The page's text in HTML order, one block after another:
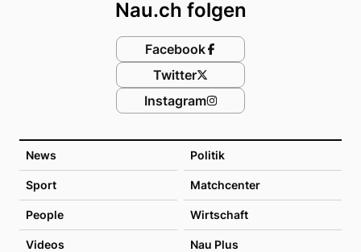
News Politik
Sport Matchcenter
People Wirtschaft
Videos Nau Plus
Nau.ch folgen
Facebook
Twitter
Instagram